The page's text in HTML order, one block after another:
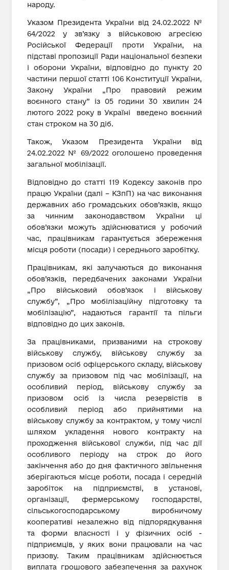
народу.
Указом Президента України від 24.02.2022 №
64/2022 у зв’язку з військовою агресією
Російської Федерації проти України, на
підставі пропозиції Ради національної безпеки
і оборони України, відповідно до пункту 20
частини першої статті 106 Конституції України,
Закону України „Про правовий режим
воєнного стану” із 05 години 30 хвилин 24
лютого 2022 року в Україні введено воєнний
стан строком на 30 діб.
Також, Указом Президента України від
24.02.2022 № 69/2022 оголошено проведення
загальної мобілізації.
Відповідно до статті 119 Кодексу законів про
працю України (далі – КЗпП) на час виконання
державних або громадських обов’язків, якщо
за чинним законодавством України ці
обов’язки можуть здійснюватися у робочий
час, працівникам гарантується збереження
місця роботи (посади) і середнього заробітку.
Працівникам, які залучаються до виконання
обов’язків, передбачених законами України
„Про військовий обов’язок і військову
службу”, „Про мобілізаційну підготовку та
мобілізацію”, надаються гарантії та пільги
відповідно до цих законів.
За працівниками, призваними на строкову
військову службу, військову службу за
призовом осіб офіцерського складу, військову
службу за призовом під час мобілізації, на
особливий період, військову службу за
призовом осіб із числа резервістів в
особливий період або прийнятими на
військову службу за контрактом, у тому числі
шляхом укладення нового контракту на
проходження військової служби, під час дії
особливого періоду на строк до його
закінчення або до дня фактичного звільнення
зберігаються місце роботи, посада і середній
заробіток на підприємстві, в установі,
організації, фермерському господарстві,
сільськогосподарському виробничому
кооперативі незалежно від підпорядкування
та форми власності і у фізичних осіб -
підприємців, у яких вони працювали на час
призову. Таким працівникам здійснюється
виплата грошового забезпечення за рахунок